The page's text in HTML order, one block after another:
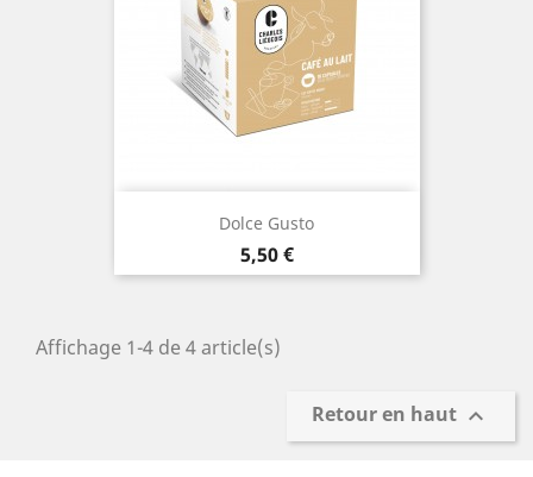
Dolce Gusto
Prix
5,50 €
Affichage 1-4 de 4 article(s)
Retour en haut 